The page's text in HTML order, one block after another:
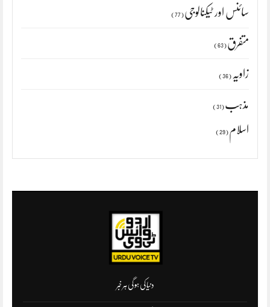
سائنس اور ٹیکنالوجی (77)
متفرق (63)
زاویہ (36)
مذہب (31)
اسلام (29)
دنیا کی ہو گی ہر خبر